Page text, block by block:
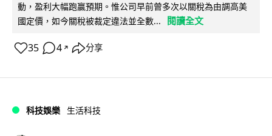
動，盈利大幅跑贏預期。惟公司早前曾多次以關稅為由調高美
國定價，如今關稅被裁定違法並全數...
閱讀全文
35 4 ↗ 分享
科技娛樂 生活科技